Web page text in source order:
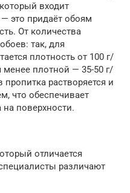
входит
это придаёт обоям
От количества
так, для
плотность от 100 г/
менее плотной — 35-50 г/
растворяется и
что обеспечивает
поверхности.
отличается
различают